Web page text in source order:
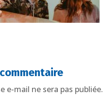
e-mail ne sera pas publiée.